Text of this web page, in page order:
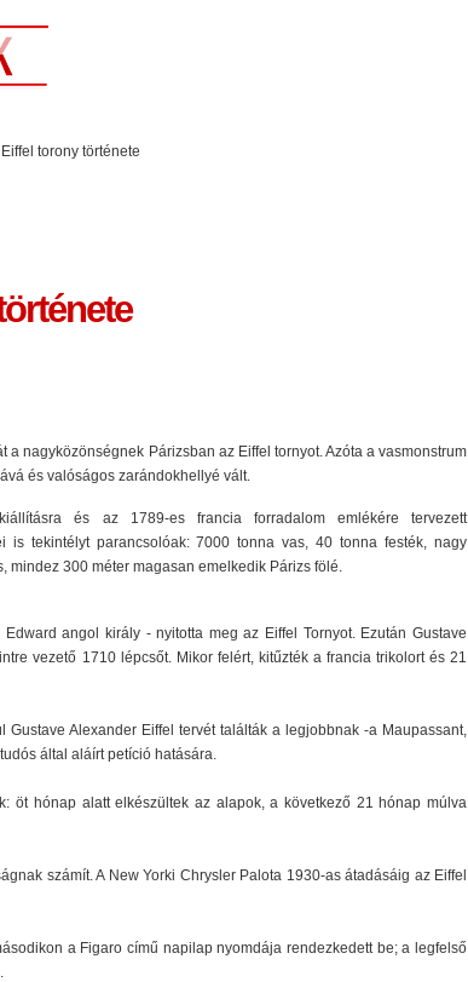
torony története
a nagyközönségnek Párizsban az Eiffel tornyot. Azóta a vasmonstrum
és valóságos zarándokhellyé vált.
és az 1789-es francia forradalom emlékére tervezett
is tekintélyt parancsolóak: 7000 tonna vas, 40 tonna festék, nagy
mindez 300 méter magasan emelkedik Párizs fölé.
angol király - nyitotta meg az Eiffel Tornyot. Ezután Gustave
vezető 1710 lépcsőt. Mikor felért, kitűzték a francia trikolort és 21
Alexander Eiffel tervét találták a legjobbnak -a Maupassant,
által aláírt petíció hatására.
öt hónap alatt elkészültek az alapok, a következő 21 hónap múlva
számít. A New Yorki Chrysler Palota 1930-as átadásáig az Eiffel
a Figaro című napilap nyomdája rendezkedett be; a legfelső